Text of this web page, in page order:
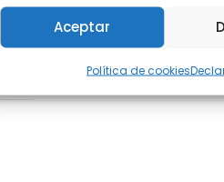
Aceptar
Política de cookies